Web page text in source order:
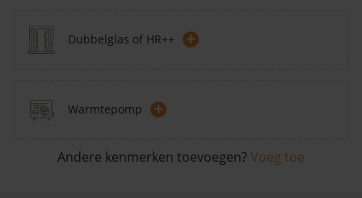
Dubbelglas of HR++ +
Warmtepomp +
Andere kenmerken toevoegen? Voeg toe